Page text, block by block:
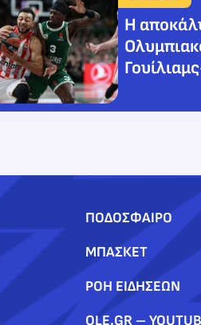
Η
ΠΟΔΟΣΦΑΙΡΟ
ΜΠΑΣΚΕΤ
ΡΟΗ ΕΙΔΗΣΕΩΝ
OLE.GR –